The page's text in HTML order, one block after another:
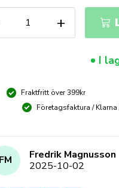
+
I
Fraktfritt över 399kr
Företagsfaktura /
FM
Fredrik Magnusson
2025-10-02